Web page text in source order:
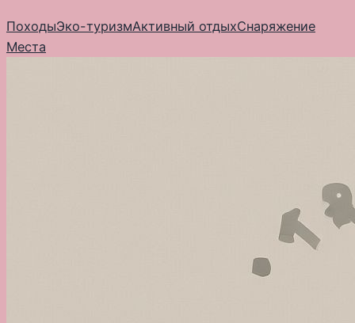
к
содержимому
ПоходыЭко-туризмАктивный отдыхСнаряжение
Места